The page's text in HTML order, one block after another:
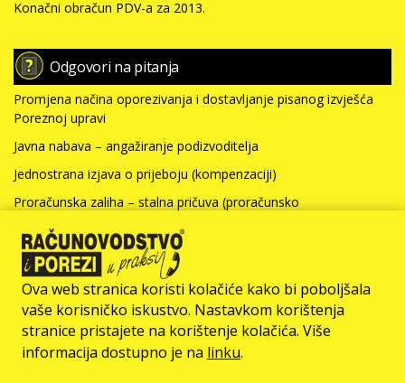
Konačni obračun PDV-a za 2013.
Odgovori na pitanja
Promjena načina oporezivanja i dostavljanje pisanog izvješća
Poreznoj upravi
Javna nabava – angažiranje podizvoditelja
Jednostrana izjava o prijeboju (kompenzaciji)
Proračunska zaliha – stalna pričuva (proračunsko
Nabavna vrijednost nefinancijske imovine i kamate za kredit
(neprofitno računovodstvo)
Više >>>
© Računovodstvo & Porezi član je
Ova web stranica koristi kolačiće kako bi poboljšala
vaše korisničko iskustvo. Nastavkom korištenja
stranice pristajete na korištenje kolačića. Više
informacija dostupno je na linku.